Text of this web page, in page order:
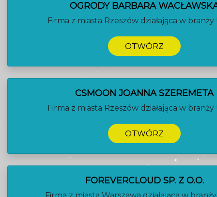
OGRODY BARBARA
Firma z miasta Rzeszów działająca w branży
OTWÓRZ
CSMOON JOANNA SZEREMETA
Firma z miasta Rzeszów działająca w branży
OTWÓRZ
FOREVERCLOUD SP. Z O.O.